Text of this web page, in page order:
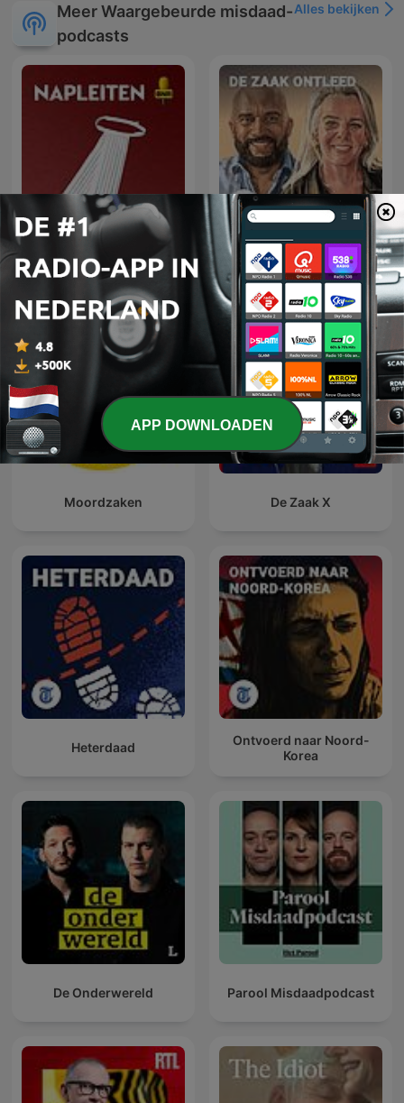
Meer Waargebeurde misdaad-
podcasts
Alles bekijken
Napleiten De zaak ontleed
Moordzaken De Zaak X
Heterdaad
Ontvoerd naar Noord-
Korea
De Onderwereld Parool Misdaadpodcast
APP DOWNLOADEN